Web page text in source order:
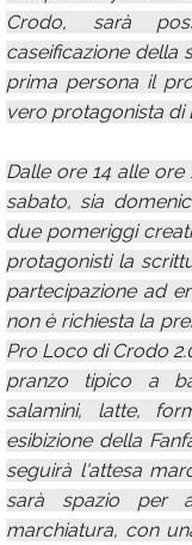
Crodo, sarà
caseificazione della
prima persona il
vero protagonista di
Dalle ore 14 alle
sabato, sia
due pomeriggi
protagonisti la
partecipazione ad
non è richiesta la
Pro Loco di Crodo
pranzo tipico a
salamini, latte,
esibizione della
seguirà l'attesa
sarà spazio per
marchiatura, con